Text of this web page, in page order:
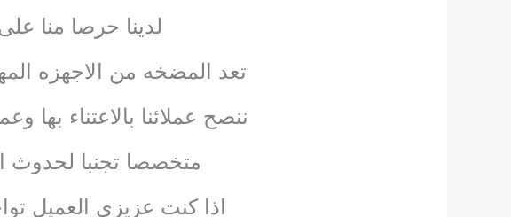
لدينا حرصا منا
تعد المضخه من الاجهزه
ننصح عملائنا بالاعتناء
متخصصا تجنبا لحدوث
اذا كنت عزيزى العميل